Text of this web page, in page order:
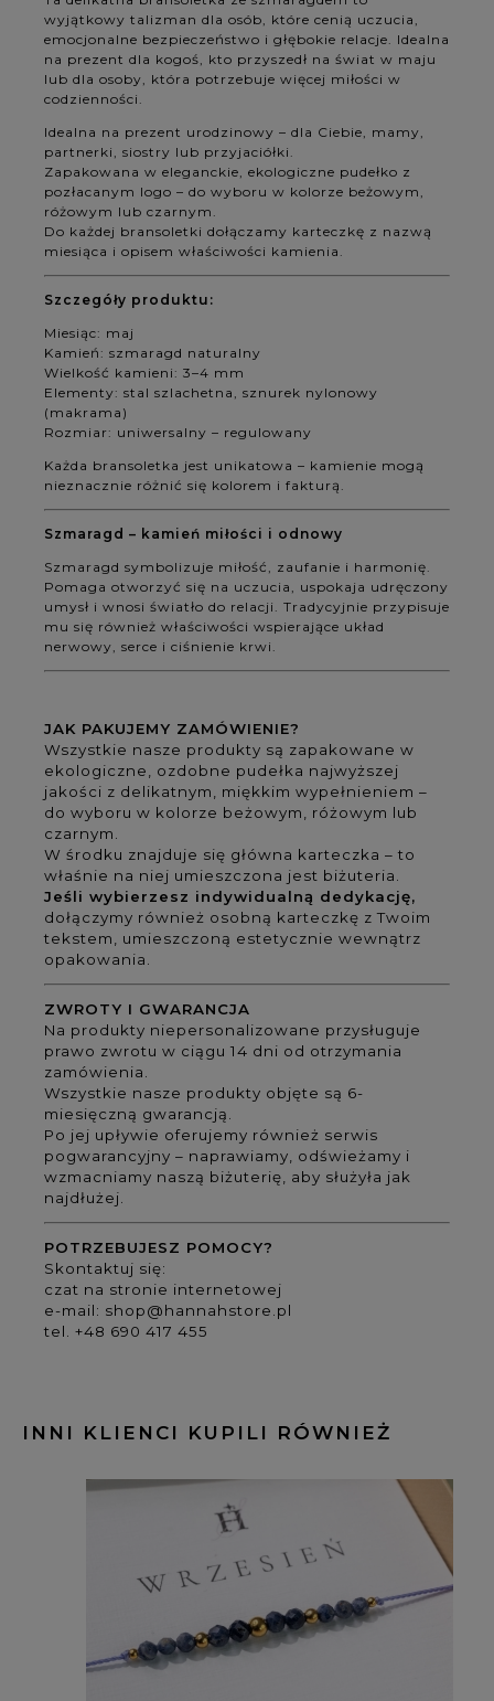
wyjątkowy talizman dla osób, które cenią uczucia,
emocjonalne bezpieczeństwo i głębokie relacje. Idealna
na prezent dla kogoś, kto przyszedł na świat w maju
lub dla osoby, która potrzebuje więcej miłości w
codzienności.
Idealna na prezent urodzinowy – dla Ciebie, mamy,
partnerki, siostry lub przyjaciółki.
Zapakowana w eleganckie, ekologiczne pudełko z
pozłacanym logo – do wyboru w kolorze beżowym,
różowym lub czarnym.
Do każdej bransoletki dołączamy karteczkę z nazwą
miesiąca i opisem właściwości kamienia.
Szczegóły produktu:
Miesiąc: maj
Kamień: szmaragd naturalny
Wielkość kamieni: 3–4 mm
Elementy: stal szlachetna, sznurek nylonowy
(makrama)
Rozmiar: uniwersalny – regulowany
Każda bransoletka jest unikatowa – kamienie mogą
nieznacznie różnić się kolorem i fakturą.
Szmaragd – kamień miłości i odnowy
Szmaragd symbolizuje miłość, zaufanie i harmonię.
Pomaga otworzyć się na uczucia, uspokaja udręczony
umysł i wnosi światło do relacji. Tradycyjnie przypisuje
mu się również właściwości wspierające układ
nerwowy, serce i ciśnienie krwi.
JAK PAKUJEMY ZAMÓWIENIE?
Wszystkie nasze produkty są zapakowane w
ekologiczne, ozdobne pudełka najwyższej
jakości z delikatnym, miękkim wypełnieniem –
do wyboru w kolorze beżowym, różowym lub
czarnym.
W środku znajduje się główna karteczka – to
właśnie na niej umieszczona jest biżuteria.
Jeśli wybierzesz indywidualną dedykację,
dołączymy również osobną karteczkę z Twoim
tekstem, umieszczoną estetycznie wewnątrz
opakowania.
ZWROTY I GWARANCJA
Na produkty niepersonalizowane przysługuje
prawo zwrotu w ciągu 14 dni od otrzymania
zamówienia.
Wszystkie nasze produkty objęte są 6-
miesięczną gwarancją.
Po jej upływie oferujemy również serwis
pogwarancyjny – naprawiamy, odświeżamy i
wzmacniamy naszą biżuterię, aby służyła jak
najdłużej.
POTRZEBUJESZ POMOCY?
Skontaktuj się:
czat na stronie internetowej
e-mail: shop@hannahstore.pl
tel. +48 690 417 455
INNI KLIENCI KUPILI RÓWNIEŻ